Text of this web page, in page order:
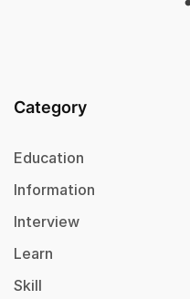
Category
Education
Information
Interview
Learn
Skill